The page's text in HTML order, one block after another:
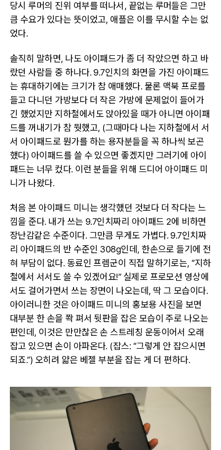
당시 루머의 진위 여부를 떠나서, 끝없는 루머들은 그만
큼 수요가 있다는 뜻이었고, 애플은 이를 무시할 수는 없
었다.
솔직히 말하면, 나도 아이패드가 좀 더 작았으면 하고 바
랐던 사람들 중 하나다. 9.7인치의 화면을 가진 아이패드
는 휴대하기에는 크기가 참 애매했다. 물론 맥북 프로를
들고 다니던 가방보다 더 작은 가방에 문제없이 들어가
긴 했었지만 지하철에서도 앉아있을 때가 아니면 아이패
드를 꺼내기가 참 뭣했고, (그때마다 나는 지하철에서 서
서 아이패드로 뭔가를 하는 용자분들을 꼭 하나씩 보곤
했다) 아이패드를 쓸 수 있으면 좋겠지만 그러기에 아이
패드는 너무 컸다. 이런 분들을 위해 드디어 아이패드 미
니가 나왔다.
처음 본 아이패드 미니는 생각했던 것보다 더 작다는 느
낌을 준다. 내가 쓰는 9.7인치짜리 아이패드 2에 비하면
장난감같은 수준이다. 그만큼 무게도 가볍다. 9.7인치짜
리 아이패드의 반 수준인 308g인데, 한손으로 들기에 전
혀 부담이 없다. 동료인 프렘군이 직접 말하기로는, “지하
철에서 서서도 쓸 수 있겠어요!” 실제로 프로모션 영상에
서도 걸어가면서 쓰는 장면이 나오는데, 딱 그 모습이다.
아이러니한 것은 아이패드 미니의 홍보용 사진을 보면
대부분 한 손을 쫙 펴서 뒷판을 잡은 모습이 주로 나오는
편인데, 이것은 만만찮은 손 스트레칭 운동이어서 오래
잡고 있으면 손이 아파온다. (잡스: “그렇게 안 잡으시면
되죠.”) 오히려 얇은 베젤 부분을 잡는 게 더 편하다.